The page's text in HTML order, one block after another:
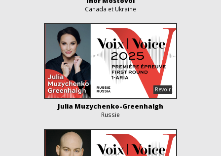
Canada et Ukraine
Julia Muzychenko-Greenhalgh
Russie